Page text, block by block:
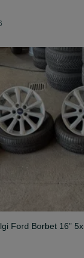
Ford Borbet 16”